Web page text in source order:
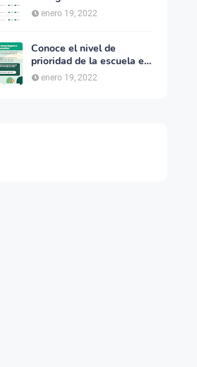
para Estudiantes de
Educacion Media Superior
enero 19, 2022
Conoce el nivel de
prioridad de la escuela en
la que están inscritos tus
hijos para acceder a la
enero 19, 2022